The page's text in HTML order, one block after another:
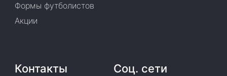
Формы футболистов
Акции
Контакты Соц. сети